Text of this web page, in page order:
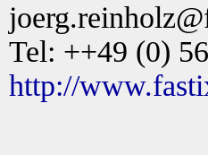
Tel: ++49 (0)
http://